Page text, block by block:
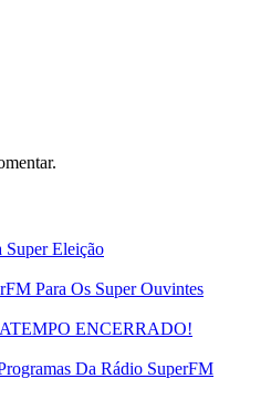
Eleição
Para Os Super Ouvintes
ENCERRADO!
Da Rádio SuperFM